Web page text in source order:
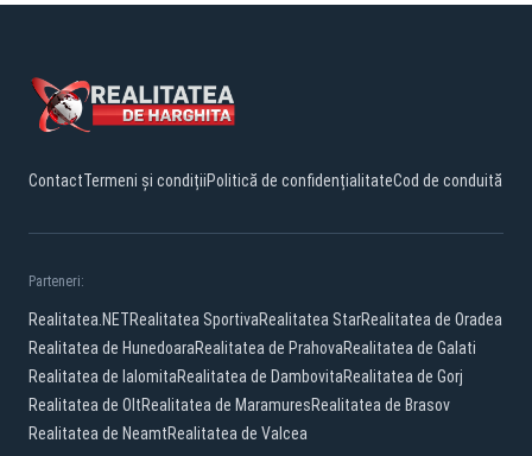
ContactTermeni și condițiiPolitică de confidențialitateCod de conduită
Parteneri:
Realitatea.NETRealitatea SportivaRealitatea StarRealitatea de Oradea
Realitatea de HunedoaraRealitatea de PrahovaRealitatea de Galati
Realitatea de IalomitaRealitatea de DambovitaRealitatea de Gorj
Realitatea de OltRealitatea de MaramuresRealitatea de Brasov
Realitatea de NeamtRealitatea de Valcea